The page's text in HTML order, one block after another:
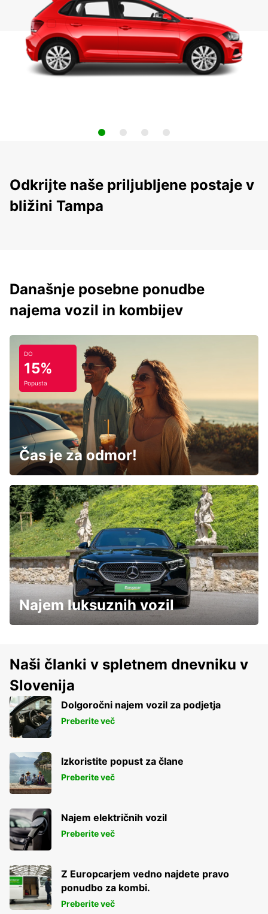
Odkrijte naše priljubljene postaje v
bližini Tampa
Današnje posebne ponudbe
najema vozil in kombijev
DO
15%
Popusta
Čas je za odmor!
Najem luksuznih vozil
Naši članki v spletnem dnevniku v
Slovenija
Dolgoročni najem vozil za podjetja
Preberite več
Izkoristite popust za člane
Preberite več
Najem električnih vozil
Preberite več
Z Europcarjem vedno najdete pravo
ponudbo za kombi.
Preberite več